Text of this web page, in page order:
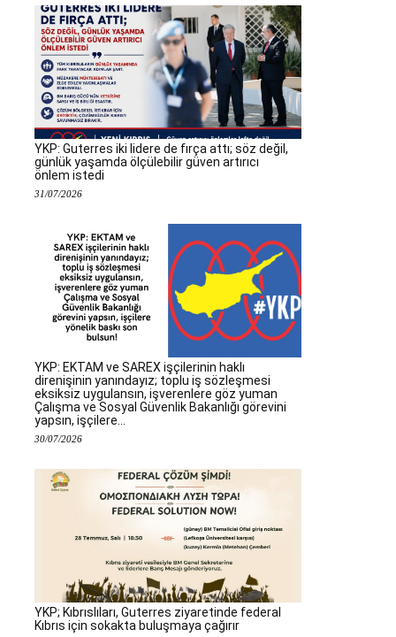
YKP: Guterres iki lidere de fırça attı; söz değil,
günlük yaşamda ölçülebilir güven artırıcı
önlem istedi
31/07/2026
YKP: EKTAM ve SAREX işçilerinin haklı
direnişinin yanındayız; toplu iş sözleşmesi
eksiksiz uygulansın, işverenlere göz yuman
Çalışma ve Sosyal Güvenlik Bakanlığı görevini
yapsın, işçilere...
30/07/2026
YKP; Kıbrıslıları, Guterres ziyaretinde federal
Kıbrıs için sokakta buluşmaya çağırır